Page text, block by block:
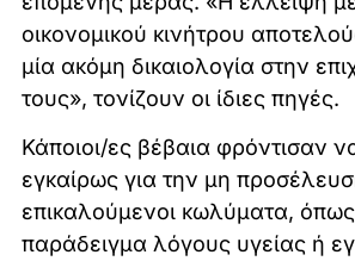
οικονομικού κινήτρου
μία ακόμη δικαιολογία στην
τους», τονίζουν οι ίδιες πηγές.
Κάποιοι/ες βέβαια φρόντισαν
εγκαίρως για την μη
επικαλούμενοι κωλύματα, όπως
παράδειγμα λόγους υγείας ή